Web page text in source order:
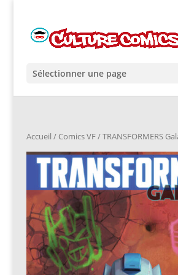
Sélectionner une page
Accueil / Comics VF/ TRANSFORMERS